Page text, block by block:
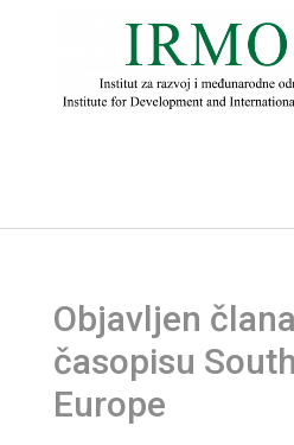
Objavljen
časopisu
Europe